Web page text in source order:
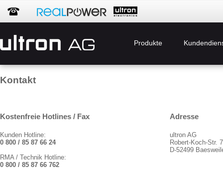
Produkte
Kontakt
Kostenfreie Hotlines / Fax
Kunden Hotline:
0 800 / 85 87 66 24
RMA / Technik Hotline:
0 800 / 85 87 66 762
Adresse
ultron AG
Robert-Koch-Str.
D-52499